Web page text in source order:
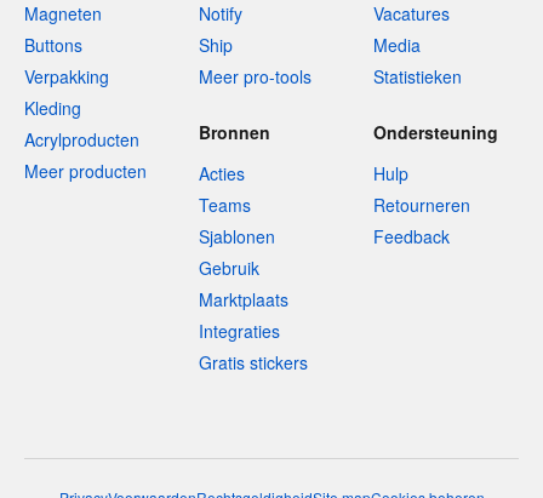
Magneten
Buttons
Verpakking
Kleding
Acrylproducten
Meer producten
Notify
Ship
Meer pro-tools
Vacatures
Media
Statistieken
Bronnen
Acties
Teams
Sjablonen
Gebruik
Marktplaats
Integraties
Gratis stickers
Ondersteuning
Hulp
Retourneren
Feedback